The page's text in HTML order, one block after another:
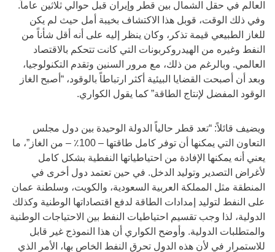
العالم في حقل الشمال بين قطر وإيران قبل حوالي ثلاثين عاماً.
وفي ذلك الوقت، قوبل هذا الاكتشاف بخيبة أمل حيث لم يكن
للغاز الطبيعي قيمة تذكر، وكان ينظر إليه على أنه أقل شأناً من
النفط وغيره من الهيدروكربونات التي كانت تتحكم بالاقتصاد
العالمي. وبالرغم من ذلك، مع مرور السنين وتقدم التكنولوجيا،
وبعد أن أصبحت القضايا البيئية أكثر ارتباطاً بالوقود، “أصبح الغاز
الوقود المفضل لإنتاج الطاقة” كما يقول الكواري.
ويضيف قائلاً: “تعد قطر حالياً الدولة الوحيدة بين دول مجلس
التعاون التي يمكنها أن توفر كامل طاقتها – 100٪ – من الغاز”، ما
يعني أنه يمكنها الإفادة من احتياطياتها النفطية بشكل كامل
لأغراض التصدير وتوليد الدخل. في حين تعتمد دول أخرى في
المنطقة مثل المملكة العربية السعودية، والكويت، وسلطنة عمان
على النفط لتوليد إمدادات الطاقة لدفع اقتصاداتها الوطنية وكذلك
الدولية، لذا وجب تقسيم احتياطيات النفط بين الاحتياجات الوطنية
والمتطلبات الدولية. وأوضح الكواري أن هذا النموذج غير قابل
للاستمرار في لأن هذه الدول تحرق النفط الخاص بها، الأمر الذي